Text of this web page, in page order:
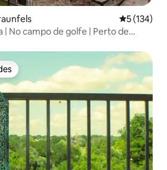
5 de uma
5 (134)
| No campo de golfe | Perto de